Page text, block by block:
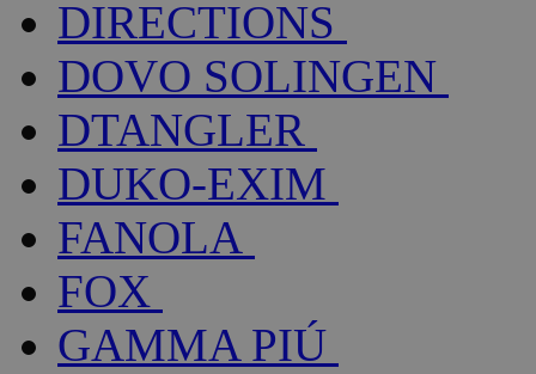
DIRECTIONS
DOVO SOLINGEN
DTANGLER
DUKO-EXIM
FANOLA
FOX
GAMMA PIÚ